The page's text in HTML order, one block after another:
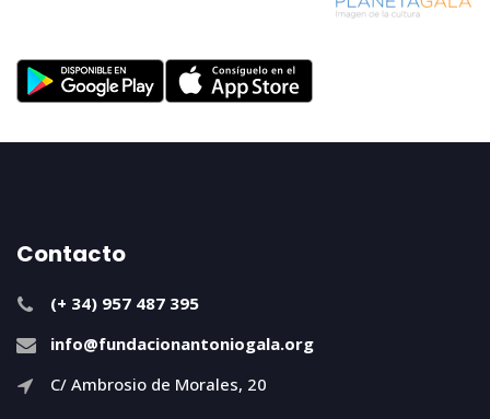
Contacto
(+ 34) 957 487 395
info@fundacionantoniogala.org
C/ Ambrosio de Morales, 20